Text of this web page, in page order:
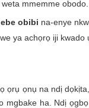
mmemme obodo.
obibi na-enye
ya achọrọ iji kwado
ọrụ ọnụ na ndị
mgbake ha. Ndị